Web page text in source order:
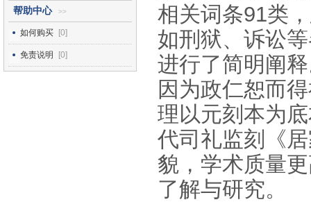
帮助中心 >>
如何购买 [0]
免责说明 [0]
相关词条91类
如刑狱、诉讼
进行了简明阐
因为政仁恕而
理以元刻本为
代司礼监刻《
貌，学术质量
了解与研究。